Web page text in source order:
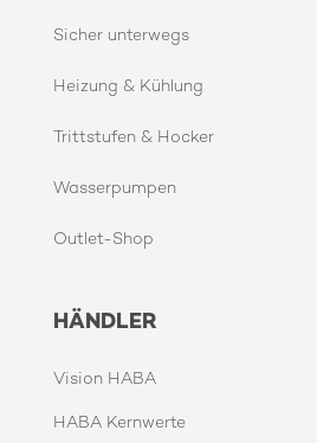
Sicher unterwegs
Heizung & Kühlung
Trittstufen & Hocker
Wasserpumpen
Outlet-Shop
HÄNDLER
Vision HABA
HABA Kernwerte